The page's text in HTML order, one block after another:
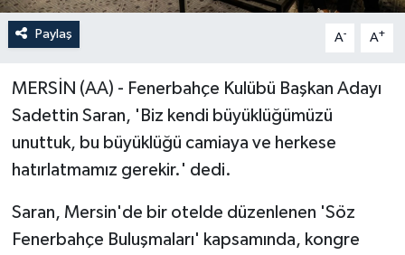
Paylaş A- A+
MERSİN (AA) - Fenerbahçe Kulübü Başkan Adayı
Sadettin Saran, 'Biz kendi büyüklüğümüzü
unuttuk, bu büyüklüğü camiaya ve herkese
hatırlatmamız gerekir.' dedi.
Saran, Mersin'de bir otelde düzenlenen 'Söz
Fenerbahçe Buluşmaları' kapsamında, kongre